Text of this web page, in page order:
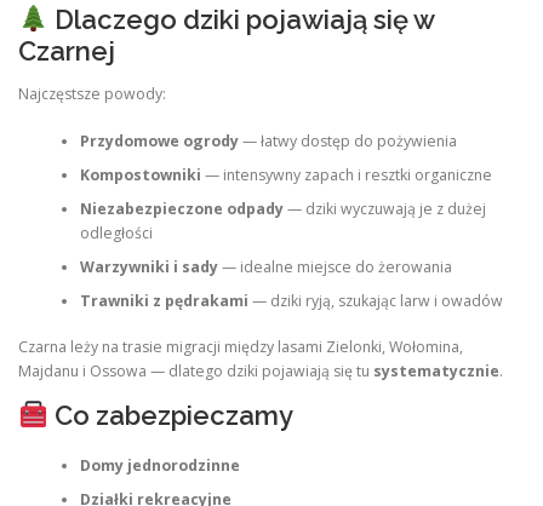
Dlaczego dziki pojawiają się w
Czarnej
Najczęstsze powody:
Przydomowe ogrody— łatwy dostęp do pożywienia
Kompostowniki — intensywny zapach i resztki organiczne
Niezabezpieczone odpady— dziki wyczuwają je z dużej
odległości
Warzywniki i sady— idealne miejsce do żerowania
Trawniki z pędrakami — dziki ryją, szukając larw i owadów
Czarna leży na trasie migracji między lasami Zielonki, Wołomina,
Majdanu i Ossowa — dlatego dziki pojawiają się tu systematycznie.
Co zabezpieczamy
Domy jednorodzinne
Działki rekreacyjne